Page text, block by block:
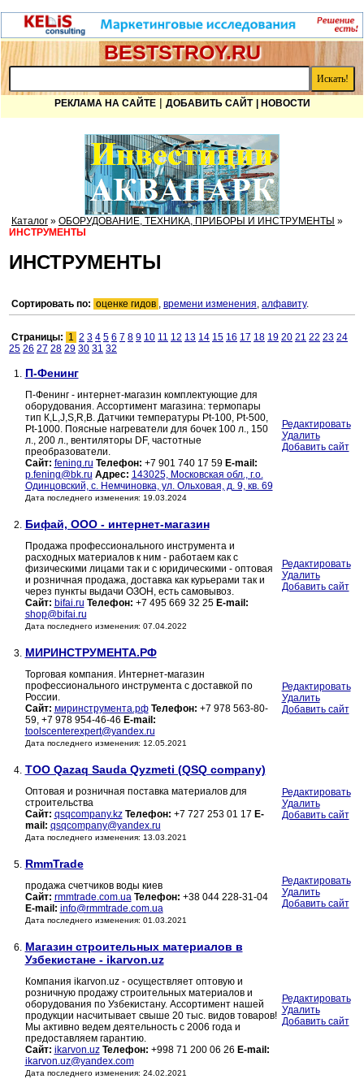
BESTSTROY.RU
РЕКЛАМА НА САЙТЕ| ДОБАВИТЬ САЙТ | НОВОСТИ
Каталог » ОБОРУДОВАНИЕ, ТЕХНИКА, ПРИБОРЫ И ИНСТРУМЕНТЫ »
ИНСТРУМЕНТЫ
ИНСТРУМЕНТЫ
Сортировать по: оценке гидов , времени изменения, алфавиту.
Страницы: 1 2 3 4 5 6 7 8 9 10 11 12 13 14 15 16 17 18 19 20 21 22 23 24
25 26 27 28 29 30 31 32
1. П-Фенинг
П-Фенинг - интернет-магазин комплектующие для
оборудования. Ассортимент магазина: термопары
тип К,L,J,S,R,B. Датчики температуры Pt-100, Pt-500,
Pt-1000. Поясные нагреватели для бочек 100 л., 150
л., 200 л., вентиляторы DF, частотные
преобразователи.
Сайт: fening.ru Телефон: +7 901 740 17 59 E-mail:
p.fening@bk.ru Адрес: 143025, Московская обл., г.о.
Одинцовский, с. Немчиновка, ул. Ольховая, д. 9, кв. 69
Дата последнего изменения: 19.03.2024
Редактировать
Удалить
Добавить сайт
2. Бифай, ООО - интернет-магазин
Продажа профессионального инструмента и
расходных материалов к ним - работаем как с
физическими лицами так и с юридическими - оптовая
и розничная продажа, доставка как курьерами так и
через пункты выдачи ОЗОН, есть самовывоз.
Сайт: bifai.ru Телефон: +7 495 669 32 25 E-mail:
shop@bifai.ru
Дата последнего изменения: 07.04.2022
Редактировать
Удалить
Добавить сайт
3. МИРИНСТРУМЕНТА.РФ
Торговая компания. Интернет-магазин
профессионального инструмента с доставкой по
России.
Сайт: миринструмента.рф Телефон: +7 978 563-80-
59, +7 978 954-46-46 E-mail:
toolscenterexpert@yandex.ru
Дата последнего изменения: 12.05.2021
Редактировать
Удалить
Добавить сайт
4. ТОО Qazaq Sauda Qyzmeti (QSQ company)
Оптовая и розничная поставка материалов для
строительства
Сайт: qsqcompany.kz Телефон: +7 727 253 01 17 E-
mail: qsqcompany@yandex.ru
Дата последнего изменения: 13.03.2021
Редактировать
Удалить
Добавить сайт
5. RmmTrade
продажа счетчиков воды киев
Сайт: rmmtrade.com.ua Телефон: +38 044 228-31-04
E-mail: info@rmmtrade.com.ua
Дата последнего изменения: 01.03.2021
Редактировать
Удалить
Добавить сайт
6. Магазин строительных материалов в
Узбекистане - ikarvon.uz
Компания ikarvon.uz - осуществляет оптовую и
розничную продажу строительных материалов и
оборудования по Узбекистану. Ассортимент нашей
продукции насчитывает свыше 20 тыс. видов товаров!
Мы активно ведем деятельность с 2006 года и
предоставляем гарантию.
Сайт: ikarvon.uz Телефон: +998 71 200 06 26 E-mail:
ikarvon.uz@yandex.com
Дата последнего изменения: 24.02.2021
Редактировать
Удалить
Добавить сайт